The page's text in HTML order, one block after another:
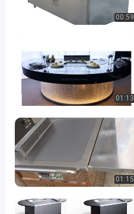
cirkel
Inductiewok
De Lijst van de
Teppanyakigrill
2025-
05-24
#
gebouwd in
teppanyakigrill
#
de grill van de
#
00:59
01:13
01:15